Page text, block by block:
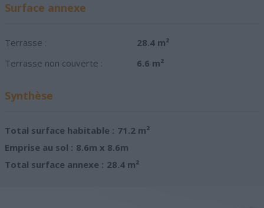
Surface annexe
Terrasse :
28.4 m²
Terrasse non couverte :
6.6 m²
Synthèse
Total surface habitable : 71.2 m²
Emprise au sol : 8.6m x 8.6m
Total surface annexe : 28.4 m²